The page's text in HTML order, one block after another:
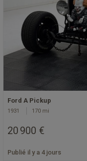
Ford A Pickup
1931 170 mi
20 900 €
Publié il y a 4 jours